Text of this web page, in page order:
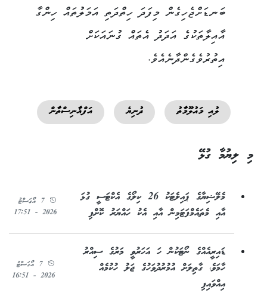
ބަނޑަށްޖެހިގެން މިފަދަ ހިތްދަތި އަމަލުތައް ހިންގާ
އާއިލާތަކުގެ އަދަދު އެތައް ގުނައަކަށް
އިތުރުވެގެންދާނެއެވެ.
ލުއި މައުލޫމާތު ދުނިޔެ އަފްޣާނިސްތާން
މި ލިޔުމާ ގުޅޭ
މެލޭޝިޔާގެ ޕައިލެޓަކު 26 ކިލޯގެ އެކްޓަސީ ގުޅަ
އާއި މެތައެމްފަޓަމިން އާއި އެކު ހައްޔަރު ކޮށްފި
7 އޯގަސްޓު
2026 - 17:51
ޑައިރީއެއްގެ ނޯޓަކުން ހަ އަހަރުވީ މަރުގެ ސިއްރު
ހާމަވެ، ގާތިލަށް އުމުރުދުވަހުގެ ޖަލު ހުކުމެއް
އިއްވައިފި
7 އޯގަސްޓު
2026 - 16:51